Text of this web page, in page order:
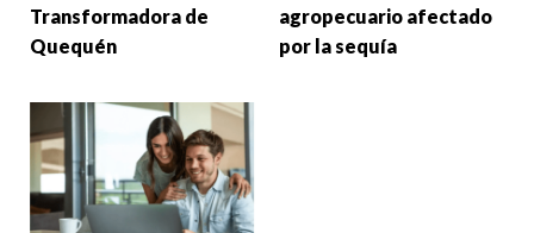
Transformadora de
Quequén
agropecuario afectado
por la sequía